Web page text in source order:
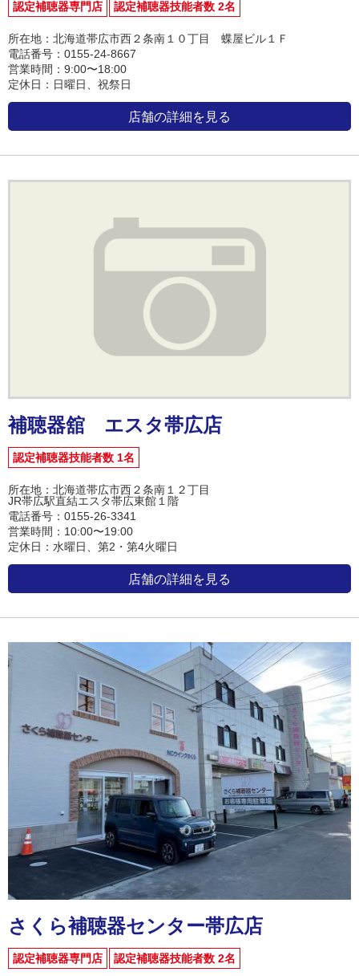
認定補聴器専門店 認定補聴器技能者数 2名
所在地：北海道帯広市西２条南１０丁目 蝶屋ビル１Ｆ
電話番号：0155-24-8667
営業時間：9:00〜18:00
定休日：日曜日、祝祭日
店舗の詳細を見る
補聴器舘 エスタ帯広店
認定補聴器技能者数 1名
所在地：北海道帯広市西２条南１２丁目
JR帯広駅直結エスタ帯広東館１階
電話番号：0155-26-3341
営業時間：10:00〜19:00
定休日：水曜日、第2・第4火曜日
店舗の詳細を見る
さくら補聴器センター帯広店
認定補聴器専門店 認定補聴器技能者数 2名